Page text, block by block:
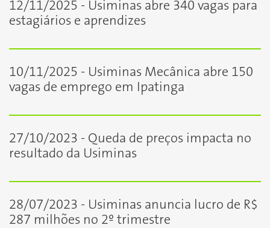
12/11/2025 - Usiminas abre 340 vagas para
estagiários e aprendizes
10/11/2025 - Usiminas Mecânica abre 150
vagas de emprego em Ipatinga
27/10/2023 - Queda de preços impacta no
resultado da Usiminas
28/07/2023 - Usiminas anuncia lucro de R$
287 milhões no 2º trimestre